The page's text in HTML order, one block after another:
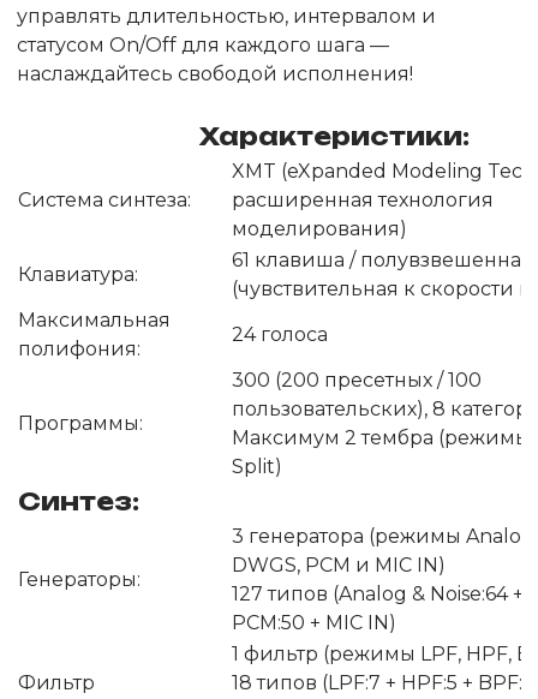
управлять длительностью, интервалом и
статусом On/Off для каждого шага —
наслаждайтесь свободой исполнения!
Характеристики:
Система синтеза:
XMT (eXpanded Modeling
расширенная технология
моделирования)
Клавиатура:
61 клавиша / полувзвешенная
(чувствительная к скорости
Максимальная
полифония:
24 голоса
Программы:
300 (200 пресетных / 100
пользовательских), 8
Максимум 2 тембра (режимы
Split)
Синтез:
Генераторы:
3 генератора (режимы Analog,
DWGS, PCM и MIC IN)
127 типов (Analog & Noise:64 +
PCM:50 + MIC IN)
Фильтр
1 фильтр (режимы LPF, HPF,
18 типов (LPF:7 + HPF:5 +